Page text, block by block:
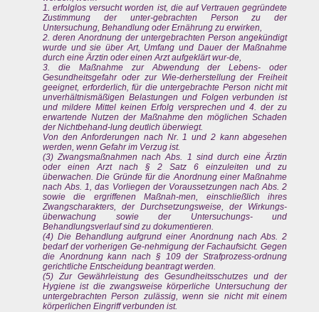
1. erfolglos versucht worden ist, die auf Vertrauen gegründete
Zustimmung der unter-gebrachten Person zu der
Untersuchung, Behandlung oder Ernährung zu erwirken,
2. deren Anordnung der untergebrachten Person angekündigt
wurde und sie über Art, Umfang und Dauer der Maßnahme
durch eine Ärztin oder einen Arzt aufgeklärt wur-de,
3. die Maßnahme zur Abwendung der Lebens- oder
Gesundheitsgefahr oder zur Wie-derherstellung der Freiheit
geeignet, erforderlich, für die untergebrachte Person nicht mit
unverhältnismäßigen Belastungen und Folgen verbunden ist
und mildere Mittel keinen Erfolg versprechen und 4. der zu
erwartende Nutzen der Maßnahme den möglichen Schaden
der Nichtbehand-lung deutlich überwiegt.
Von den Anforderungen nach Nr. 1 und 2 kann abgesehen
werden, wenn Gefahr im Verzug ist.
(3) Zwangsmaßnahmen nach Abs. 1 sind durch eine Ärztin
oder einen Arzt nach § 2 Satz 6 einzuleiten und zu
überwachen. Die Gründe für die Anordnung einer Maßnahme
nach Abs. 1, das Vorliegen der Voraussetzungen nach Abs. 2
sowie die ergriffenen Maßnah-men, einschließlich ihres
Zwangscharakters, der Durchsetzungsweise, der Wirkungs-
überwachung sowie der Untersuchungs- und
Behandlungsverlauf sind zu dokumentieren.
(4) Die Behandlung aufgrund einer Anordnung nach Abs. 2
bedarf der vorherigen Ge-nehmigung der Fachaufsicht. Gegen
die Anordnung kann nach § 109 der Strafprozess-ordnung
gerichtliche Entscheidung beantragt werden.
(5) Zur Gewährleistung des Gesundheitsschutzes und der
Hygiene ist die zwangsweise körperliche Untersuchung der
untergebrachten Person zulässig, wenn sie nicht mit einem
körperlichen Eingriff verbunden ist.